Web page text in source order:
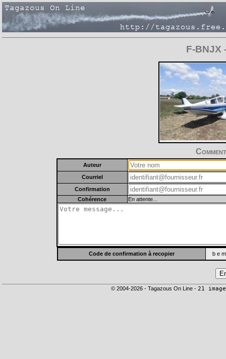
F-BNJX
Auteur
Courriel
Confirmation
Cohérence
En attente...
Code de confirmation à recopier b e
© 2004-2026 - Tagazous On Line - 21